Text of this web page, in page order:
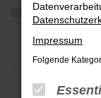
Impressum
Folgende